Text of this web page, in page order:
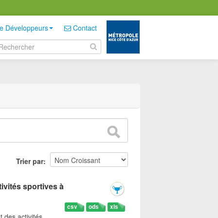
Développeurs Contact
Trier par
sportives à
xls
ods
csv